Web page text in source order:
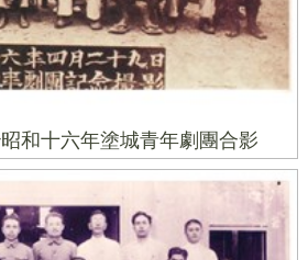
和十六年塗城青年劇團合影